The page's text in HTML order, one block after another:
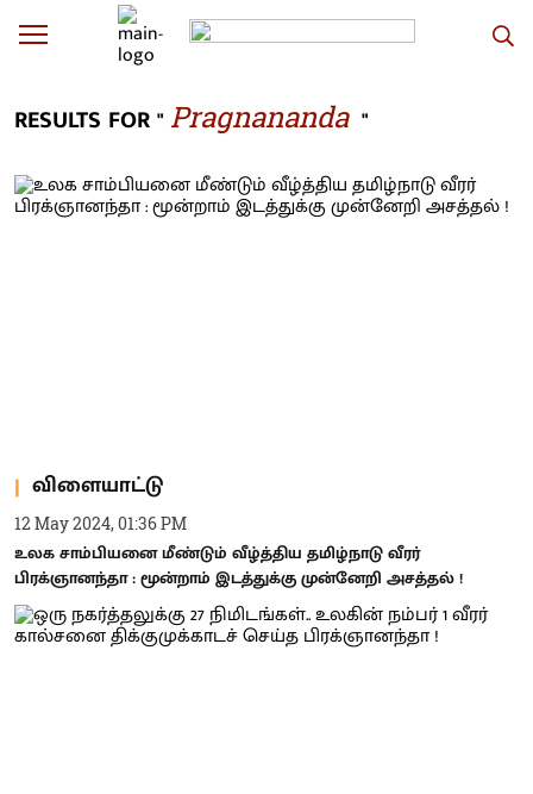
RESULTS FOR " Pragnananda "
விளையாட்டு
12 May 2024, 01:36 PM
உலக சாம்பியனை மீண்டும் வீழ்த்திய தமிழ்நாடு வீரர்
பிரக்ஞானந்தா : மூன்றாம் இடத்துக்கு முன்னேறி அசத்தல் !